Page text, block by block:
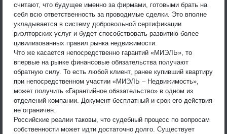
считают, что будущее именно за фирмами, готовыми брать на
себя всю ответственность за проводимые сделки. Это вполне
укладывается в систему добровольной сертификации
риэлторских услуг и будет способствовать развитию более
цивилизованных правил рынка недвижимости.
Что же касается непосредственно гарантий «МИЭЛЬ», то
впервые на рынке финансовые обязательства получают
обратную силу. То есть любой клиент, ранее купивший квартиру
при непосредственном участии «МИЭЛЬ – Недвижимость»,
может получить «Гарантийное обязательство» в одном из
отделений компании. Документ бесплатный и срок его действия
не ограничен.
Российские реалии таковы, что судебный процесс по вопросам
собственности может идти достаточно долго. Существует